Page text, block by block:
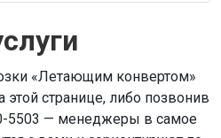
«Летающим конвертом»
странице, либо позвонив
5503 — менеджеры в самое